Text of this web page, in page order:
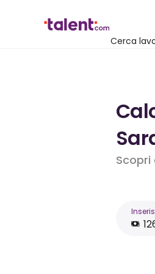
Cerca